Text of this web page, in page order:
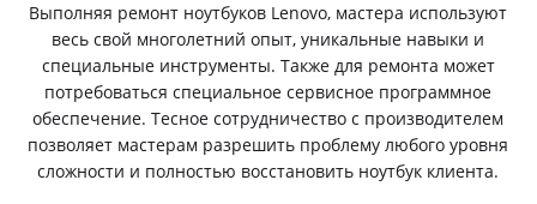
Выполняя ремонт ноутбуков Lenovo, мастера используют
весь свой многолетний опыт, уникальные навыки и
специальные инструменты. Также для ремонта может
потребоваться специальное сервисное программное
обеспечение. Тесное сотрудничество с производителем
позволяет мастерам разрешить проблему любого уровня
сложности и полностью восстановить ноутбук клиента.